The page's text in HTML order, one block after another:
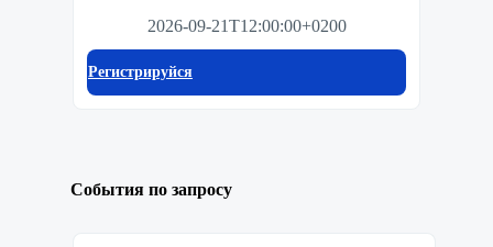
2026-09-21T12:00:00+0200
Регистрируйся
События по запросу